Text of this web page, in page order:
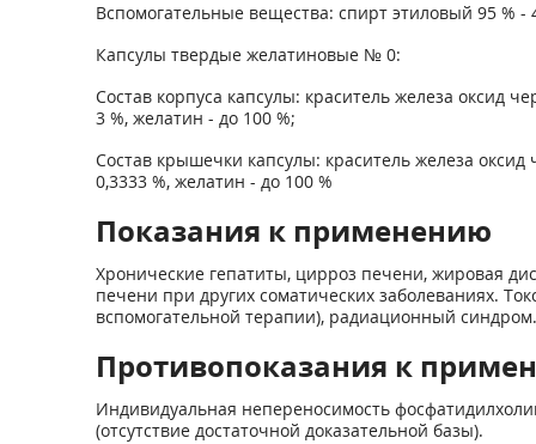
Вспомогательные вещества: спирт этиловый 95 % -
Капсулы твердые желатиновые № 0:
Состав корпуса капсулы: краситель железа оксид
3 %, желатин - до 100 %;
Состав крышечки капсулы: краситель железа оксид
0,3333 %, желатин - до 100 %
Показания к применению
Хронические гепатиты, цирроз печени, жировая
печени при других соматических заболеваниях.
вспомогательной терапии), радиационный синдром.
Противопоказания к
Индивидуальная непереносимость
(отсутствие достаточной доказательной базы).